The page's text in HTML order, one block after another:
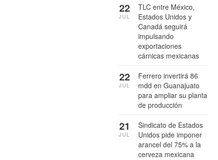
TLC entre México,
Estados Unidos y
Canadá seguirá
impulsando
exportaciones
cárnicas mexicanas
22
JUL
Ferrero invertirá 86
mdd en Guanajuato
para ampliar su planta
de producción
22
JUL
Sindicato de Estados
Unidos pide imponer
arancel del 75% a la
cerveza mexicana
21
JUL